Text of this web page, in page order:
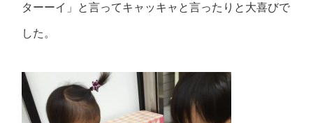
ターーイ」と言ってキャッキャと言ったりと大喜びで
した。